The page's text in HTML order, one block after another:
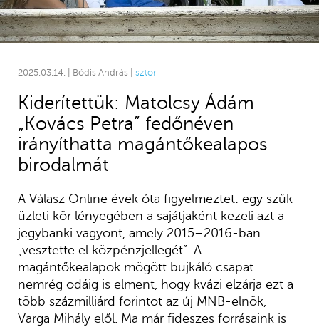
2025.03.14. | Bódis András | sztori
Kiderítettük: Matolcsy Ádám
„Kovács Petra” fedőnéven
irányíthatta magántőkealapos
birodalmát
A Válasz Online évek óta figyelmeztet: egy szűk
üzleti kör lényegében a sajátjaként kezeli azt a
jegybanki vagyont, amely 2015–2016-ban
„vesztette el közpénzjellegét”. A
magántőkealapok mögött bujkáló csapat
nemrég odáig is elment, hogy kvázi elzárja ezt a
több százmilliárd forintot az új MNB-elnök,
Varga Mihály elől. Ma már fideszes forrásaink is